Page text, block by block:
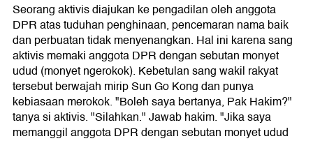
Seorang aktivis diajukan ke pengadilan oleh anggota
DPR atas tuduhan penghinaan, pencemaran nama baik
dan perbuatan tidak menyenangkan. Hal ini karena sang
aktivis memaki anggota DPR dengan sebutan monyet
udud (monyet ngerokok). Kebetulan sang wakil rakyat
tersebut berwajah mirip Sun Go Kong dan punya
kebiasaan merokok. "Boleh saya bertanya, Pak Hakim?"
tanya si aktivis. "Silahkan." Jawab hakim. "Jika saya
memanggil anggota DPR dengan sebutan monyet udud